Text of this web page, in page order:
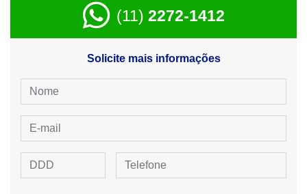
(11) 2272-1412
Solicite mais informações